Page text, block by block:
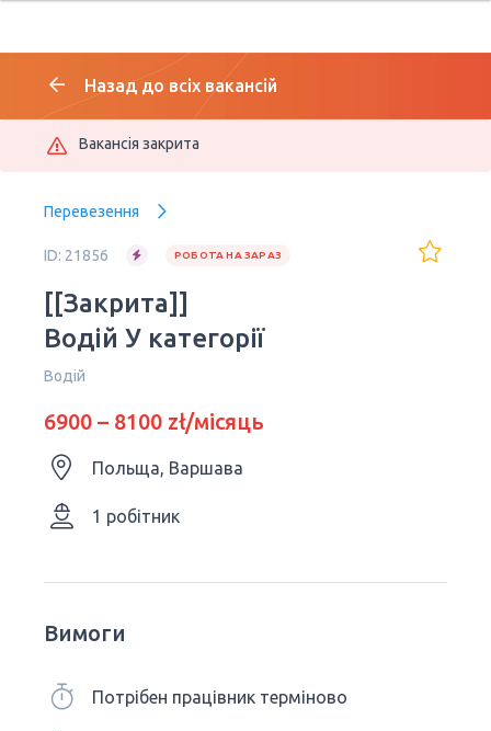
Назад до всіх вакансій
Вакансія закрита
Перевезення
ID: 21856 РОБОТА НА ЗАРАЗ
[[Закрита]]
Водій У категорії
Водій
6900 – 8100 zł/місяць
Польща, Варшава
1 робітник
Вимоги
Потрібен працівник терміново